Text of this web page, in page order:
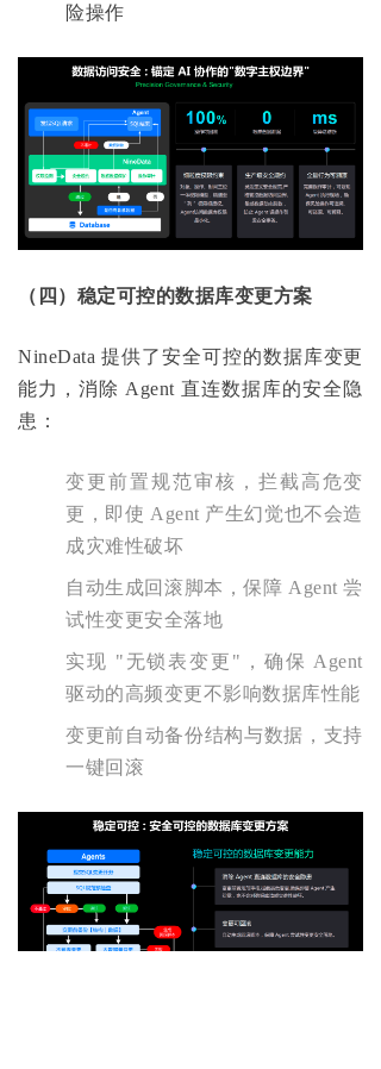
险操作
（四）稳定可控的数据库变更方案
NineData 提供了安全可控的数据库变更
能力，消除 Agent 直连数据库的安全隐
患：
变更前置规范审核，拦截高危变
更，即使 Agent 产生幻觉也不会造
成灾难性破坏
自动生成回滚脚本，保障 Agent 尝
试性变更安全落地
实现 "无锁表变更"，确保 Agent
驱动的高频变更不影响数据库性能
变更前自动备份结构与数据，支持
一键回滚